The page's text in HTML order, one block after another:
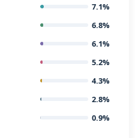
7.1%
6.8%
6.1%
5.2%
4.3%
2.8%
0.9%